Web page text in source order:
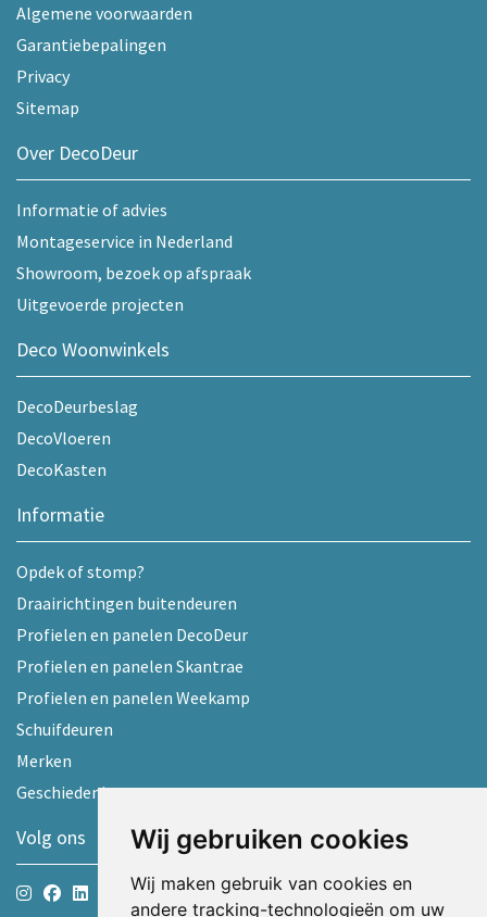
Wij gebruiken cookies
Wij maken gebruik van cookies en
andere tracking-technologieën om uw
Algemene voorwaarden
Garantiebepalingen
Privacy
Sitemap
Over DecoDeur
Informatie of advies
Montageservice in Nederland
Showroom, bezoek op afspraak
Uitgevoerde projecten
Deco Woonwinkels
DecoDeurbeslag
DecoVloeren
DecoKasten
Informatie
Opdek of stomp?
Draairichtingen buitendeuren
Profielen en panelen DecoDeur
Profielen en panelen Skantrae
Profielen en panelen Weekamp
Schuifdeuren
Merken
Geschiedenis
Volg ons